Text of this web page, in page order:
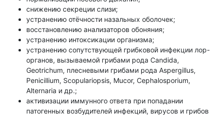
снижению секреции слизи;
устранению отёчности назальных оболочек;
восстановлению анализаторов обоняния;
устранению интоксикации организма;
устранению сопутствующей грибковой инфекции лор-
органов, вызываемой грибами рода Candida,
Geotrichum, плесневыми грибами рода Aspergillus,
Penicillium, Scopulariopsis, Mucor, Cephalosporium,
Alternaria и др.;
активизации иммунного ответа при попадании
патогенных возбудителей инфекций, вирусов и грибов